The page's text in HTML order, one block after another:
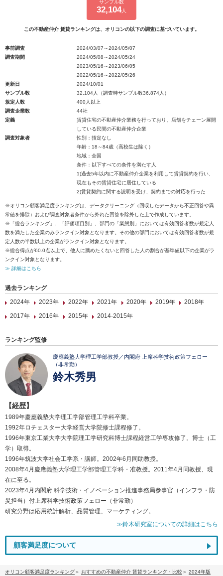
サンプル数
32,104人
この不動産仲介 賃貸ランキングは、オリコンの以下の調査に基づいています。
事前調査
2024/03/07～2024/05/07
調査期間
2024/05/08～2024/05/24
2023/05/16～2023/06/05
2022/05/16～2022/05/26
更新日
2024/10/01
サンプル数
32,104人（調査時サンプル数36,874人）
規定人数
400人以上
調査企業数
44社
定義
賃貸住宅の不動産仲介業務を行っており、店舗をチェーン展開
している民間の不動産仲介企業
調査対象者
性別：指定なし
年齢：18～84歳（高校生は除く）
地域：全国
条件：以下すべての条件を満たす人
1)過去5年以内に不動産仲介企業を利用して賃貸契約を行い、
現在もその賃貸住宅に居住している
2)賃貸契約に関する説明を受け、契約までの対応を行った
※オリコン顧客満足度ランキングは、データクリーニング（回収したデータから不正回答や異
常値を排除）および調査対象者条件から外れた回答を除外した上で作成しています。
※「総合ランキング」、「評価項目別」、部門の「業態別」においては有効回答者数が規定人
数を満たした企業のみランクイン対象となります。その他の部門においては有効回答者数が規
定人数の半数以上の企業がランクイン対象となります。
※総合得点が60.0点以上で、他人に薦めたくないと回答した人の割合が基準値以下の企業がラ
ンクイン対象となります。
≫ 詳細はこちら
過去ランキング
2024年
2023年 2022年 2021年 2020年 2019年
2018年
2017年
2016年 2015年 2014-2015年
ランキング監修
慶應義塾大学理工学部教授／内閣府 上席科学技術政策フェロー
（非常勤）
鈴木秀男
【経歴】
1989年慶應義塾大学理工学部管理工学科卒業。
1992年ロチェスター大学経営大学院修士課程修了。
1996年東京工業大学大学院理工学研究科博士課程経営工学専攻修了。博士（工
学）取得。
1996年筑波大学社会工学系・講師。2002年6月同助教授。
2008年4月慶應義塾大学理工学部管理工学科・准教授。2011年4月同教授、現
在に至る。
2023年4月内閣府 科学技術・イノベーション推進事務局参事官（インフラ・防
災担当）付上席科学技術政策フェロー（非常勤）
研究分野は応用統計解析、品質管理、マーケティング。
≫鈴木研究室についての詳細はこちら
顧客満足度について
オリコン顧客満足度ランキング おすすめの不動産仲介 賃貸ランキング・比較
2024年版